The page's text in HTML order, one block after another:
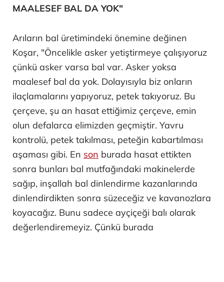
MAALESEF BAL DA YOK"
Arıların bal üretimindeki önemine değinen
Koşar, "Öncelikle asker yetiştirmeye çalışıyoruz
çünkü asker varsa bal var. Asker yoksa
maalesef bal da yok. Dolayısıyla biz onların
ilaçlamalarını yapıyoruz, petek takıyoruz. Bu
çerçeve, şu an hasat ettiğimiz çerçeve, emin
olun defalarca elimizden geçmiştir. Yavru
kontrolü, petek takılması, peteğin kabartılması
aşaması gibi. En son burada hasat ettikten
sonra bunları bal mutfağındaki makinelerde
sağıp, inşallah bal dinlendirme kazanlarında
dinlendirdikten sonra süzeceğiz ve kavanozlara
koyacağız. Bunu sadece ayçiçeği balı olarak
değerlendiremeyiz. Çünkü burada